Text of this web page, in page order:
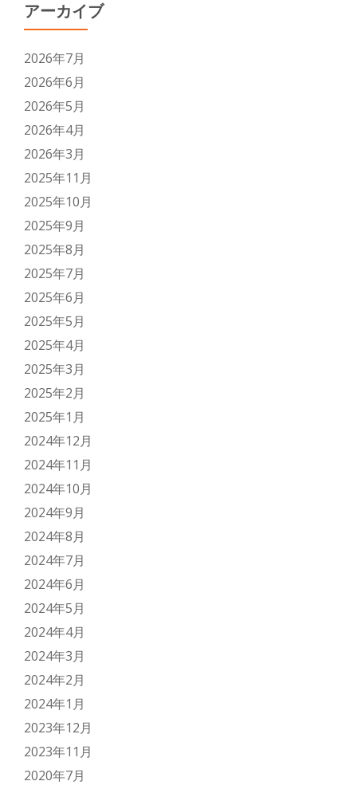
アーカイブ
2026年7月
2026年6月
2026年5月
2026年4月
2026年3月
2025年11月
2025年10月
2025年9月
2025年8月
2025年7月
2025年6月
2025年5月
2025年4月
2025年3月
2025年2月
2025年1月
2024年12月
2024年11月
2024年10月
2024年9月
2024年8月
2024年7月
2024年6月
2024年5月
2024年4月
2024年3月
2024年2月
2024年1月
2023年12月
2023年11月
2020年7月